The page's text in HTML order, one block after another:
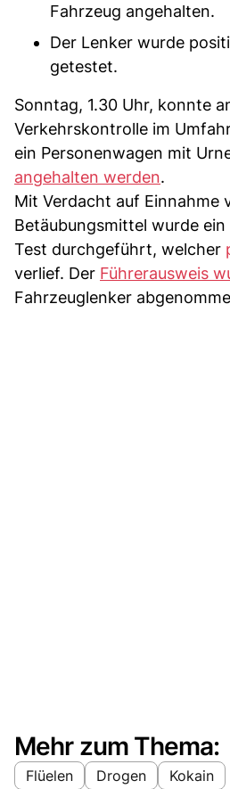
Fahrzeug angehalten.
Der Lenker wurde
getestet.
Sonntag, 1.30 Uhr, konnte
Verkehrskontrolle im
ein Personenwagen mit
angehalten werden.
Mit Verdacht auf Einnahme
Betäubungsmittel wurde
Test durchgeführt, welcher
verlief. Der Führerausweis
Fahrzeuglenker
Mehr zum Thema:
Flüelen Drogen Kokain